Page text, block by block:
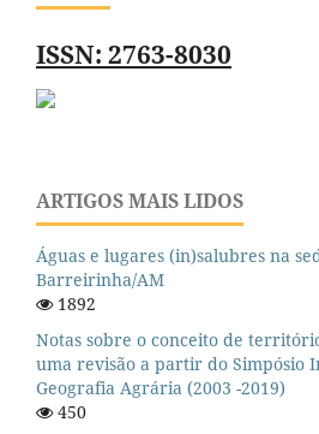
ISSN: 2763-8030
ARTIGOS MAIS LIDOS
Águas e lugares (in)salubres na
Barreirinha/AM
1892
Notas sobre o conceito de
uma revisão a partir do Simpósio
Geografia Agrária (2003 -2019)
450